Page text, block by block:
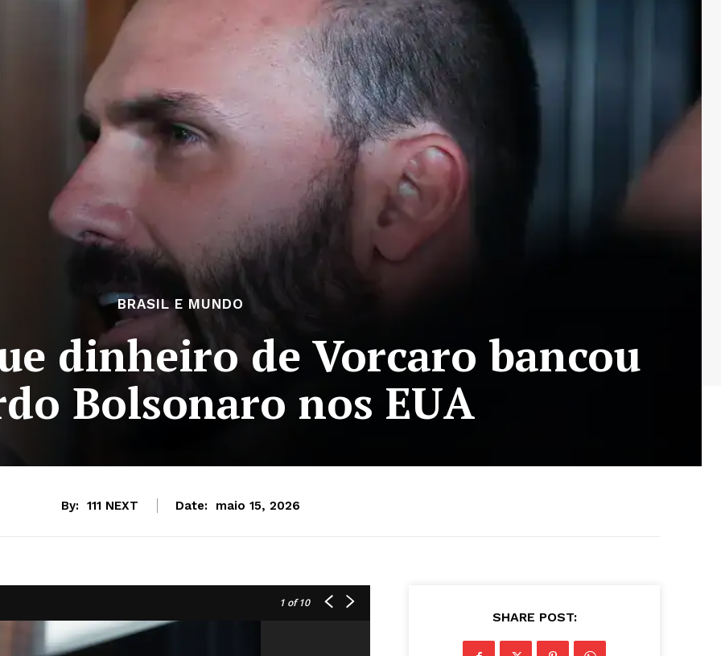
BRASIL E MUNDO
dinheiro de Vorcaro bancou
Bolsonaro nos EUA
By: 111 NEXT Date: maio 15, 2026
1 of 10
SHARE POST: